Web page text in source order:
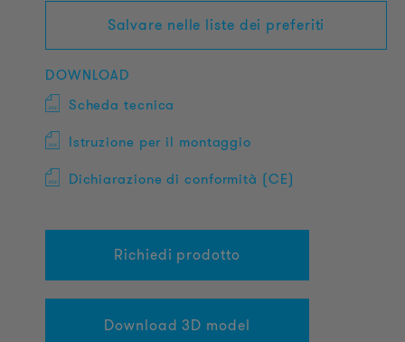
Salvare nelle liste dei preferiti
DOWNLOAD
Scheda tecnica
Istruzione per il montaggio
Dichiarazione di conformità (CE)
Richiedi prodotto
Download 3D model